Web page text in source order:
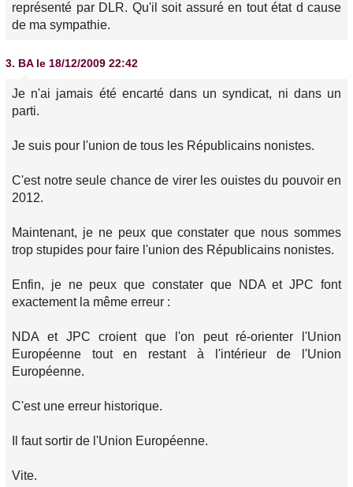
représenté par DLR. Qu'il soit assuré en tout état d cause
de ma sympathie.
3. BA le 18/12/2009 22:42
Je n'ai jamais été encarté dans un syndicat, ni dans un
parti.
Je suis pour l'union de tous les Républicains nonistes.
C'est notre seule chance de virer les ouistes du pouvoir en
2012.
Maintenant, je ne peux que constater que nous sommes
trop stupides pour faire l'union des Républicains nonistes.
Enfin, je ne peux que constater que NDA et JPC font
exactement la même erreur :
NDA et JPC croient que l'on peut ré-orienter l'Union
Européenne tout en restant à l'intérieur de l'Union
Européenne.
C'est une erreur historique.
Il faut sortir de l'Union Européenne.
Vite.